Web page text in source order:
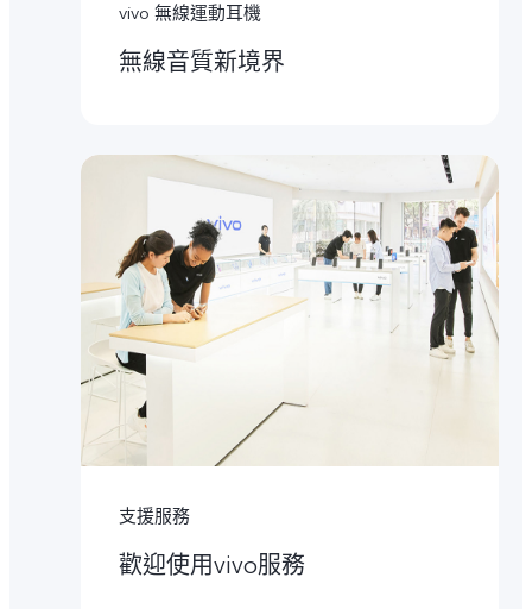
vivo 無線運動耳機
無線音質新境界
支援服務
歡迎使用vivo服務